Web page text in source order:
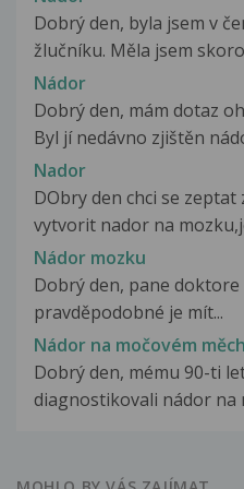
Dobrý den, byla jsem v
žlučníku. Měla jsem skoro
Nádor
Dobrý den, mám dotaz
Byl jí nedávno zjištěn
Nador
DObry den chci se
vytvorit nador na
Nádor mozku
Dobrý den, pane
pravděpodobné je mít...
Nádor na močovém
Dobrý den, mému 90-ti
diagnostikovali nádor na